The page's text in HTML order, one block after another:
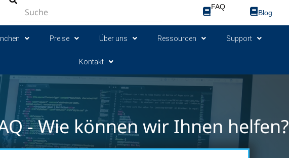
FAQ
Blog
Preise Über uns Ressourcen Support
Kontakt
- Wie können wir Ihnen helfen?